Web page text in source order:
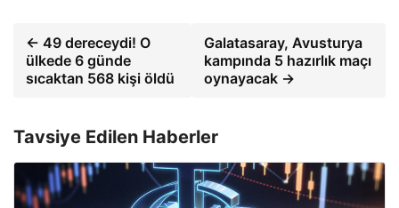
← 49 dereceydi! O
ülkede 6 günde
sıcaktan 568 kişi öldü
Galatasaray, Avusturya
kampında 5 hazırlık maçı
oynayacak →
Tavsiye Edilen Haberler